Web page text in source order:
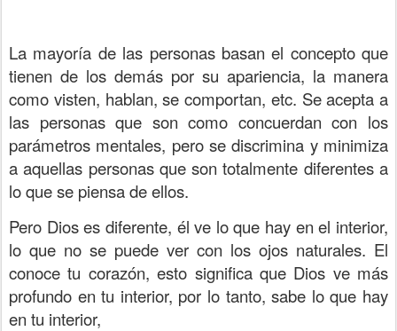
La mayoría de las personas basan el concepto que
tienen de los demás por su apariencia, la manera
como visten, hablan, se comportan, etc. Se acepta a
las personas que son como concuerdan con los
parámetros mentales, pero se discrimina y minimiza
a aquellas personas que son totalmente diferentes a
lo que se piensa de ellos.
Pero Dios es diferente, él ve lo que hay en el interior,
lo que no se puede ver con los ojos naturales. El
conoce tu corazón, esto significa que Dios ve más
profundo en tu interior, por lo tanto, sabe lo que hay
en tu interior,